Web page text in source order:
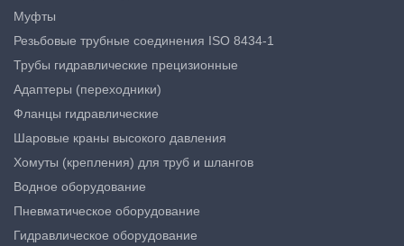
Муфты
Резьбовые трубные соединения ISO 8434-1
Трубы гидравлические прецизионные
Адаптеры (переходники)
Фланцы гидравлические
Шаровые краны высокого давления
Хомуты (крепления) для труб и шлангов
Водное оборудование
Пневматическое оборудование
Гидравлическое оборудование